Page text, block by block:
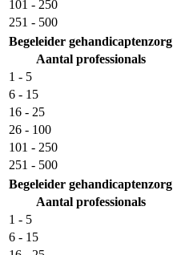
101 - 250
251 - 500
Begeleider gehandicaptenzorg
Aantal professionals
1 - 5
6 - 15
16 - 25
26 - 100
101 - 250
251 - 500
Begeleider gehandicaptenzorg
Aantal professionals
1 - 5
6 - 15